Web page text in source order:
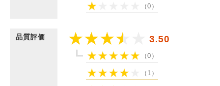
（0）
品質評価 3.50
（0）
（1）